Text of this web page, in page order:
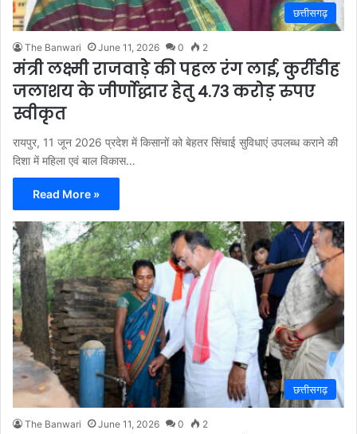
छत्तीसगढ़
The Banwari June 11, 2026 0 2
मंत्री लक्ष्मी राजवाड़े की पहल रंग लाई, कुर्रीडीह
जलाशय के जीर्णाेद्धार हेतु 4.73 करोड़ रुपए
स्वीकृत
रायपुर, 11 जून 2026 प्रदेश में किसानों को बेहतर सिंचाई सुविधाएं उपलब्ध कराने की
दिशा में महिला एवं बाल विकास…
Read More »
छत्तीसगढ़
The Banwari June 11, 2026 0 2